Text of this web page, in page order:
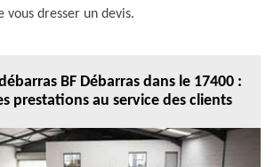
vous dresser un devis.
BF Débarras dans le 17400 :
prestations au service des clients